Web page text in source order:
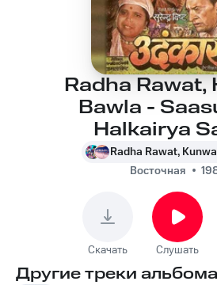
Radha Rawat,
Bawla -
Halkairya
Radha Rawat,
Восточная
Скачать Слушать
Другие треки альбома